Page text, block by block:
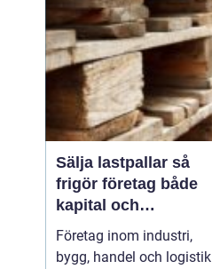
markna...
Sälja lastpallar så
frigör företag både
kapital och
lagerutrymme
Företag inom industri,
bygg, handel och logistik